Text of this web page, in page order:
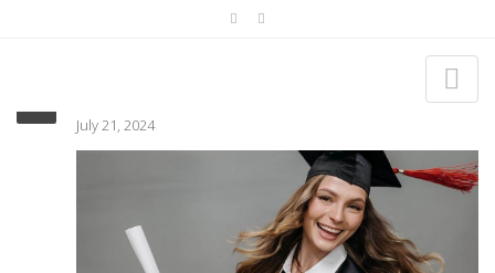
Купить Рамку А4 Для Диплома
July 21, 2024